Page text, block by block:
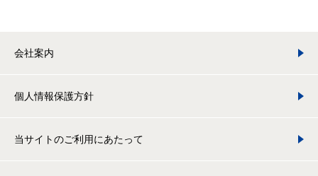
会社案内
個人情報保護方針
当サイトのご利用にあたって